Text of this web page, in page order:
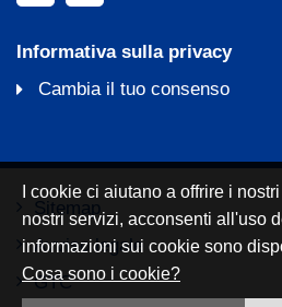
Informativa sulla privacy
Cambia il tuo consenso
Sitemap
Avviso legale
GTC
I cookie ci aiutano a offrire i
nostri servizi, acconsenti all'uso
informazioni sui cookie sono
Cosa sono i cookie?